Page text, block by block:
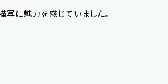
に魅力を感じていました。